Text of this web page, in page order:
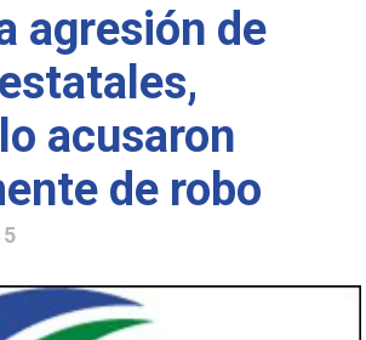
agresión de
acusaron
de robo